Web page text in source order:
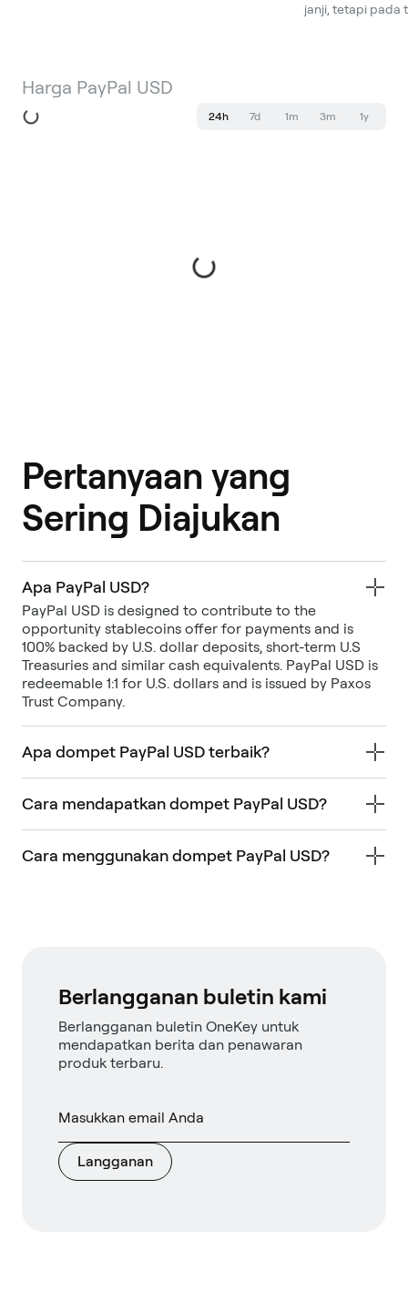
janji, tetapi pada
Harga PayPal USD
24h 7d 1m 3m 1y
Pertanyaan yang
Sering Diajukan
Apa PayPal USD?
PayPal USD is designed to contribute to the
opportunity stablecoins offer for payments and is
100% backed by U.S. dollar deposits, short-term U.S
Treasuries and similar cash equivalents. PayPal USD is
redeemable 1:1 for U.S. dollars and is issued by Paxos
Trust Company.
Apa dompet PayPal USD terbaik?
Cara mendapatkan dompet PayPal USD?
Cara menggunakan dompet PayPal USD?
Berlangganan buletin kami
Berlangganan buletin OneKey untuk
mendapatkan berita dan penawaran
produk terbaru.
Langganan